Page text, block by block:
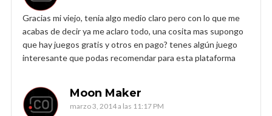
Gracias mi viejo, tenia algo medio claro pero con lo que me
acabas de decir ya me aclaro todo, una cosita mas supongo
que hay juegos gratis y otros en pago? tenes algún juego
interesante que podas recomendar para esta plataforma
Moon Maker
marzo 3, 2014 a las 11:17 PM